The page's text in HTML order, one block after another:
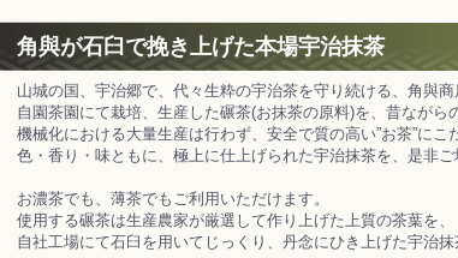
角與が石臼で挽き上げた本場宇治抹茶
山城の国、宇治郷で、代々生粋の宇治茶を守り続ける、角與商
自園茶園にて栽培、生産した碾茶(お抹茶の原料)を、昔ながら
機械化における大量生産は行わず、安全で質の高い”お茶”にこ
色・香り・味ともに、極上に仕上げられた宇治抹茶を、是非ご
お濃茶でも、薄茶でもご利用いただけます。
使用する碾茶は生産農家が厳選して作り上げた上質の茶葉を、
自社工場にて石臼を用いてじっくり、丹念にひき上げた宇治抹